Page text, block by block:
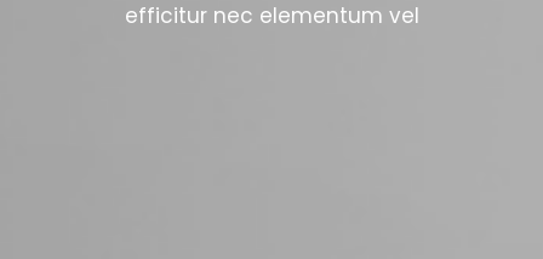
efficitur nec elementum vel